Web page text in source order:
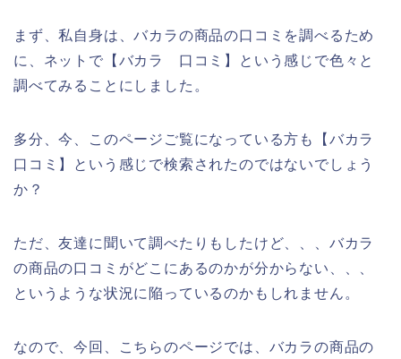
まず、私自身は、バカラの商品の口コミを調べるため
に、ネットで【バカラ 口コミ】という感じで色々と
調べてみることにしました。
多分、今、このページご覧になっている方も【バカラ
口コミ】という感じで検索されたのではないでしょう
か？
ただ、友達に聞いて調べたりもしたけど、、、バカラ
の商品の口コミがどこにあるのかが分からない、、、
というような状況に陥っているのかもしれません。
なので、今回、こちらのページでは、バカラの商品の